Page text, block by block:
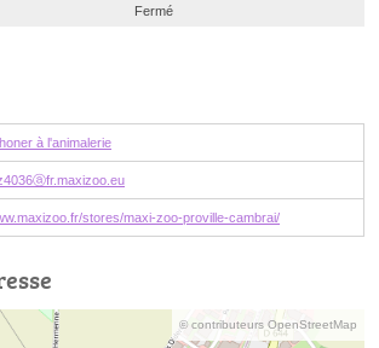
Fermé
à l'animalerie
stores/maxi-zoo-proville-cambrai/
© contributeurs OpenStreetMap